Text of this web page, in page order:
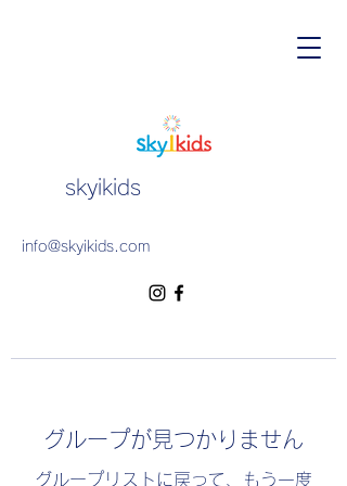
skyikids
info@skyikids.com
グループが見つかりません
グループリストに戻って、もう一度